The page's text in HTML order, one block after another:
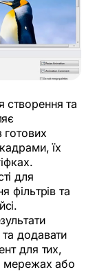
та
готових
їх
для
фільтрів та
додавати
для тих,
мережах або